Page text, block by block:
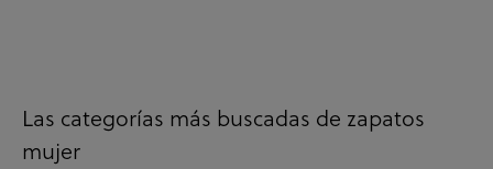
Las categorías más buscadas de zapatos
mujer